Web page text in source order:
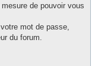
de pouvoir vous
mot de passe,
du forum.